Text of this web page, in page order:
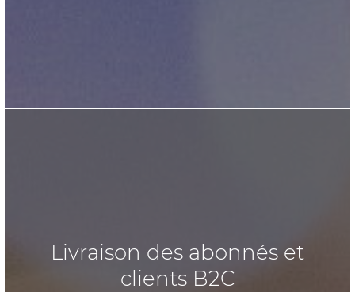
Livraison des abonnés et
clients B2C